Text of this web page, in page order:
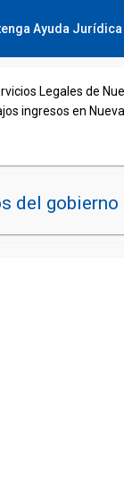
Ayuda Jurídica
Legales de
ingresos en
del gobierno